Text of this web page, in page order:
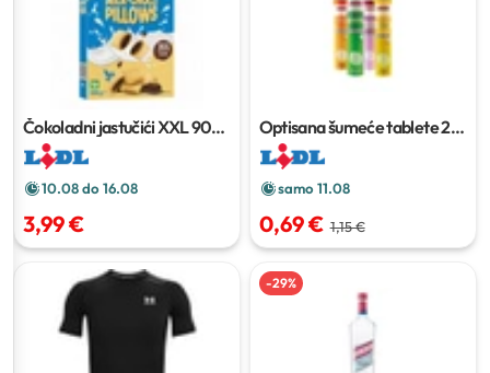
Čokoladni jastučići XXL900
g
10.08 do 16.08
3,99 €
Optisana šumeće tablete20
komada
samo 11.08
0,69 € 1,15 €
-29%